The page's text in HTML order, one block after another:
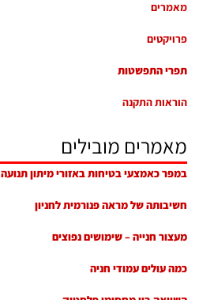
מאמרים
פרויקטים
תפרי התפשטות
הוראות התקנה
מאמרים מובילים
במפר כאמצעי בטיחות באזורי מיתון תנועה
חשיבותה של מראה פנורמית לחניון
מעצור חנייה – שימושים נפוצים
כמה עולים עמודי חניה